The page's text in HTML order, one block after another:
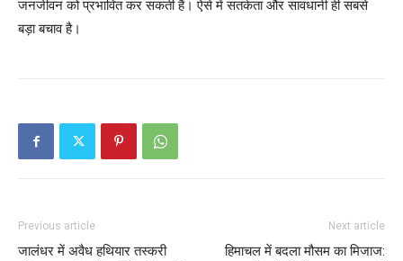
जनजीवन को प्रभावित कर सकती हैं। ऐसे में सतर्कता और सावधानी ही सबसे
बड़ा बचाव है।
Previous article
जालंधर में अवैध हथियार तस्करी
Next article
हिमाचल में बदला मौसम का मिजाज: